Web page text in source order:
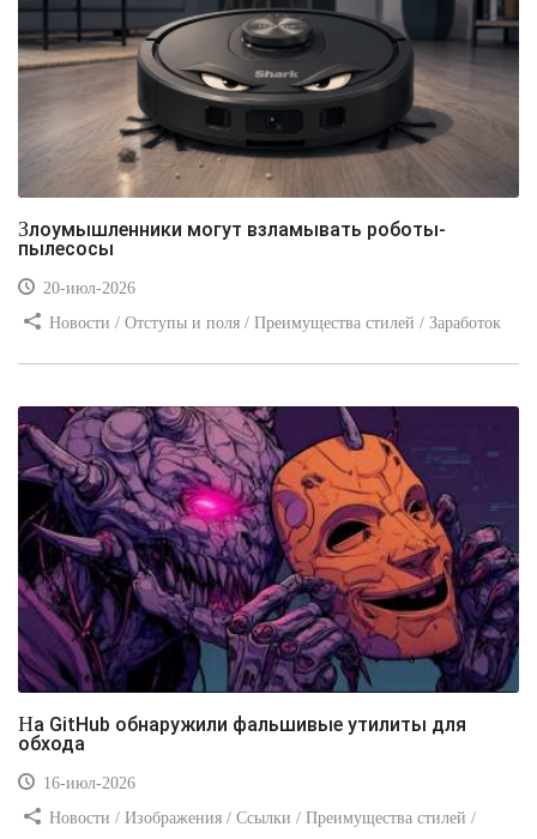
Злоумышленники могут взламывать роботы-
пылесосы
20-июл-2026
Новости / Отступы и поля / Преимущества стилей / Заработок
На GitHub обнаружили фальшивые утилиты для
обхода
16-июл-2026
Новости / Изображения / Ссылки / Преимущества стилей /